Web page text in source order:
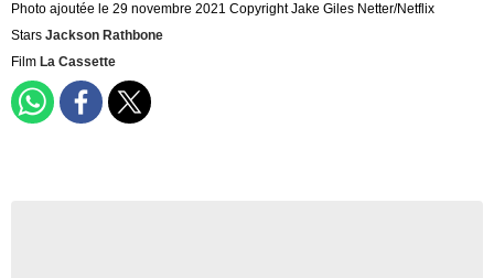
Photo ajoutée le 29 novembre 2021 Copyright Jake Giles Netter/Netflix
Stars Jackson Rathbone
Film La Cassette